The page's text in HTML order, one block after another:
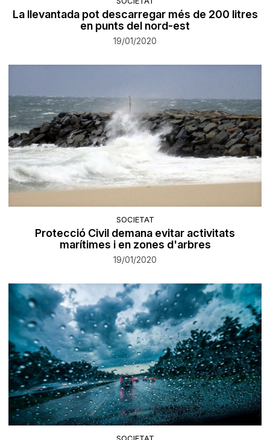
La llevantada pot descarregar més de 200 litres
en punts del nord-est
19/01/2020
SOCIETAT
Protecció Civil demana evitar activitats
marítimes i en zones d'arbres
19/01/2020
SOCIETAT